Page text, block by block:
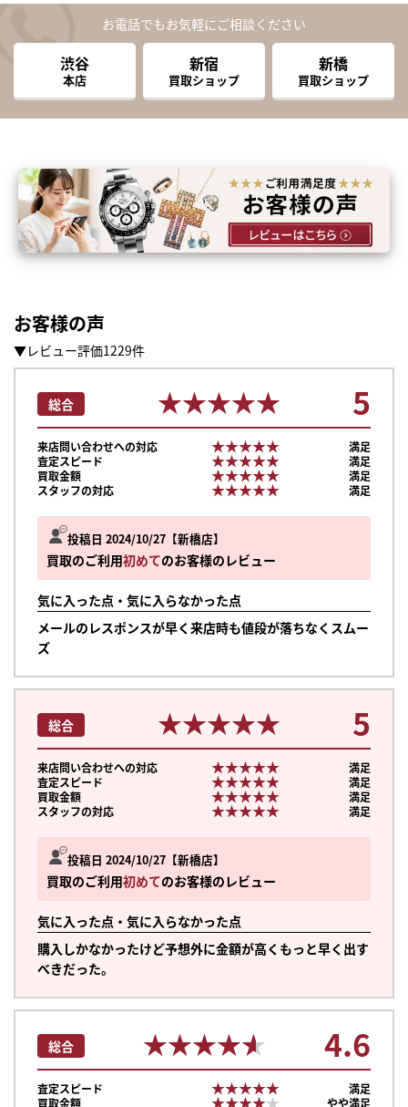
お電話でもお気軽にご相談ください
渋谷
本店
新宿
買取ショップ
新橋
買取ショップ
お客様の声
▼レビュー評価1229件
投稿日 2024/10/27 新橋店
買取のご利用初めてのお客様のレビュー
気に入った点・気に入らなかった点
メールのレスポンスが早く来店時も値段が落ちなくスムー
ズ
総合 ★★★★★
★★★★★ 5
来店問い合わせへの対応 ★★★★★
★★★★★
満足
査定スピード
★★★★★
★★★★★
満足
買取金額
★★★★★
★★★★★
満足
スタッフの対応
★★★★★
★★★★★ 満足
投稿日 2024/10/27 新橋店
買取のご利用初めてのお客様のレビュー
気に入った点・気に入らなかった点
購入しかなかったけど予想外に金額が高くもっと早く出す
べきだった。
総合 ★★★★★
★★★★★ 5
来店問い合わせへの対応 ★★★★★
★★★★★
満足
査定スピード
★★★★★
★★★★★
満足
買取金額
★★★★★
★★★★★
満足
スタッフの対応
★★★★★
★★★★★ 満足
総合 ★★★★★
★★★★★ 4.6
査定スピード ★★★★★
★★★★★
満足
買取金額
★★★★★
★★★★★
やや満足